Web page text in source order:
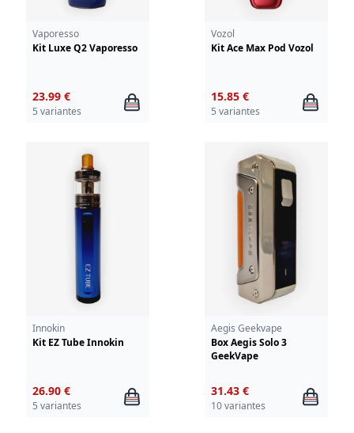
Vaporesso
Kit Luxe Q2 Vaporesso
23.99 €
5 variantes
Vozol
Kit Ace Max Pod Vozol
15.85 €
5 variantes
Innokin
Kit EZ Tube Innokin
26.90 €
5 variantes
Aegis Geekvape
Box Aegis Solo 3
GeekVape
31.43 €
10 variantes